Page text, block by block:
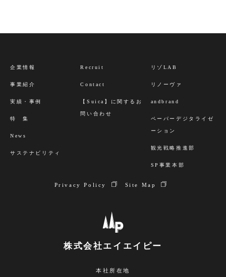
株式会社エイエイピー
本社所在地
企業情報
事業紹介
実績・事例
特 集
News
サステナビリティ
Recruit
Contact
【Suica】に関するお
問い合わせ
リゾLAB
リノーヴァ
andbrand
ペーパーデジタライゼ
ーション
観光戦略推進部
SP事業本部
Privacy Policy Site Map